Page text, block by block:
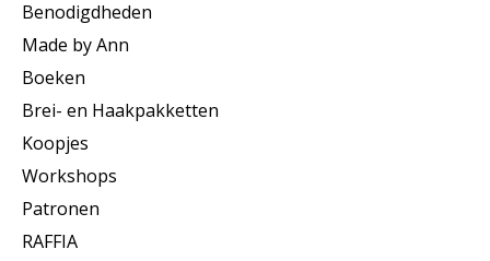
Benodigdheden
Made by Ann
Boeken
Brei- en Haakpakketten
Koopjes
Workshops
Patronen
RAFFIA